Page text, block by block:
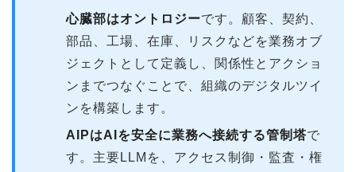
心臓部はオントロジーです。顧客、契約、
部品、工場、在庫、リスクなどを業務オブ
ジェクトとして定義し、関係性とアクショ
ンまでつなぐことで、組織のデジタルツイ
ンを構築します。
AIPはAIを安全に業務へ接続する管制塔で
す。主要LLMを、アクセス制御・監査・権